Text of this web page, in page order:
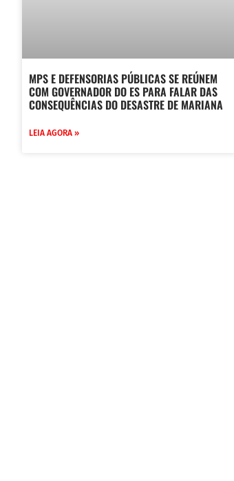
MPS E DEFENSORIAS PÚBLICAS SE REÚNEM
COM GOVERNADOR DO ES PARA FALAR DAS
CONSEQUÊNCIAS DO DESASTRE DE MARIANA
LEIA AGORA »